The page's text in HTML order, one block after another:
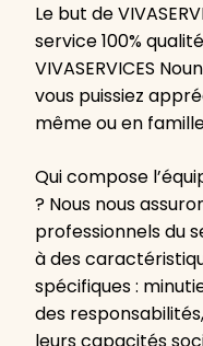
Le but de
service 100%
VIVASERVICES
vous puissiez
même ou en
Qui compose
? Nous nous
professionnels du
à des
spécifiques :
des